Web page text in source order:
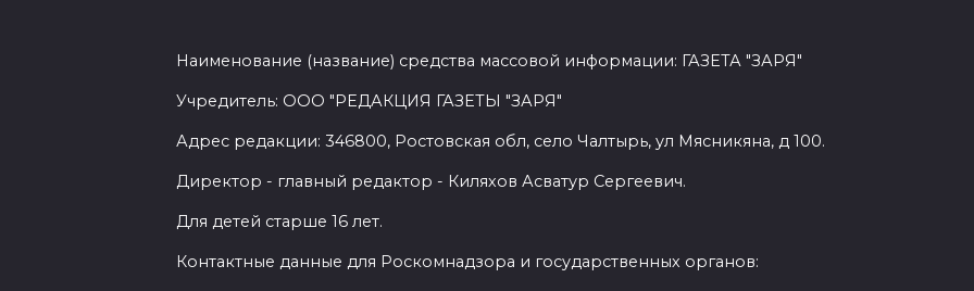
Наименование (название) средства массовой информации: ГАЗЕТА "ЗАРЯ"
Учредитель: ООО "РЕДАКЦИЯ ГАЗЕТЫ "ЗАРЯ"
Адрес редакции: 346800, Ростовская обл, село Чалтырь, ул Мясникяна, д 100.
Директор - главный редактор - Киляхов Асватур Сергеевич.
Для детей старше 16 лет.
Контактные данные для Роскомнадзора и государственных органов: